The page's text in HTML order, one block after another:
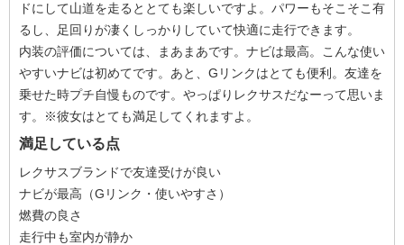
ドにして山道を走るととても楽しいですよ。パワーもそこそこ有
るし、足回りが凄くしっかりしていて快適に走行できます。
内装の評価については、まあまあです。ナビは最高。こんな使い
やすいナビは初めてです。あと、Gリンクはとても便利。友達を
乗せた時プチ自慢ものです。やっぱりレクサスだなーって思いま
す。※彼女はとても満足してくれますよ。
満足している点
レクサスブランドで友達受けが良い
ナビが最高（Gリンク・使いやすさ）
燃費の良さ
走行中も室内が静か